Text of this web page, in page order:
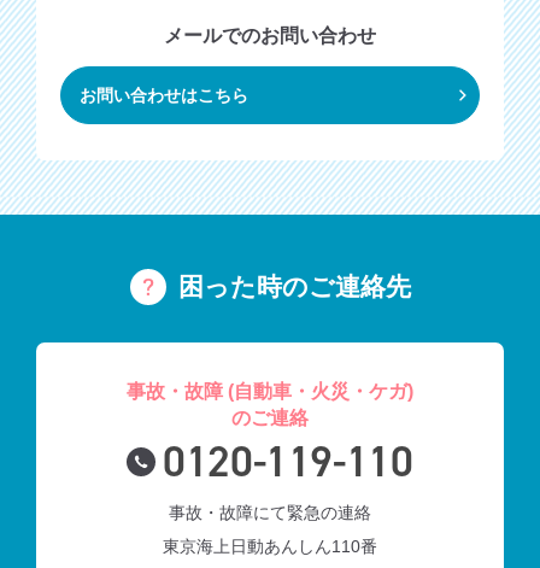
メールでのお問い合わせ
お問い合わせはこちら
困った時のご連絡先
事故・故障 (自動車・火災・ケガ)
のご連絡
0120-119-110
事故・故障にて緊急の連絡
東京海上日動あんしん110番